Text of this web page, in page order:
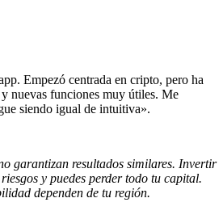
Empezó centrada en cripto, pero ha
nuevas funciones muy útiles. Me
siendo igual de intuitiva».
garantizan resultados similares. Invertir
y puedes perder todo tu capital.
dependen de tu región.